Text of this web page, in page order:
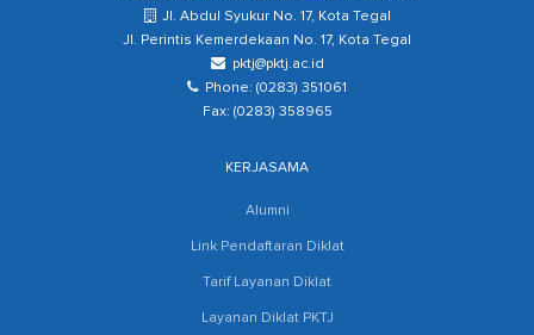
Jl. Abdul Syukur No. 17, Kota Tegal
Jl. Perintis Kemerdekaan No. 17, Kota Tegal
pktj@pktj.ac.id
Phone: (0283) 351061
Fax: (0283) 358965
KERJASAMA
Alumni
Link Pendaftaran Diklat
Tarif Layanan Diklat
Layanan Diklat PKTJ